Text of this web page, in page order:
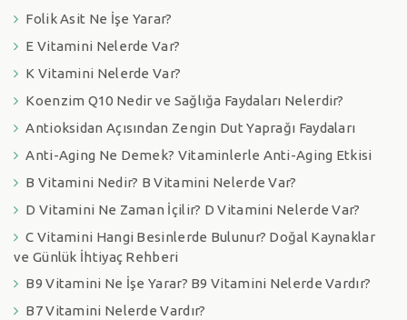
Folik Asit Ne İşe Yarar?
E Vitamini Nelerde Var?
K Vitamini Nelerde Var?
Koenzim Q10 Nedir ve Sağlığa Faydaları Nelerdir?
Antioksidan Açısından Zengin Dut Yaprağı Faydaları
Anti-Aging Ne Demek? Vitaminlerle Anti-Aging Etkisi
B Vitamini Nedir? B Vitamini Nelerde Var?
D Vitamini Ne Zaman İçilir? D Vitamini Nelerde Var?
C Vitamini Hangi Besinlerde Bulunur? Doğal Kaynaklar
ve Günlük İhtiyaç Rehberi
B9 Vitamini Ne İşe Yarar? B9 Vitamini Nelerde Vardır?
B7 Vitamini Nelerde Vardır?